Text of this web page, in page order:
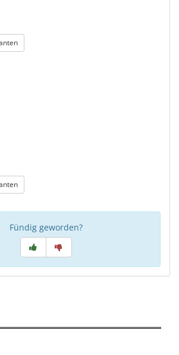
: MAUI
: TAHITI
Fündig geworden?